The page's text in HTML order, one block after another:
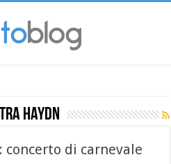
Haydn
concerto di carnevale